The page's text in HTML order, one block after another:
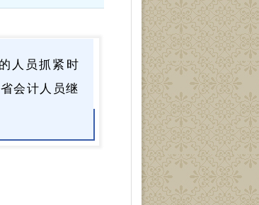
人员抓紧时
会计人员继